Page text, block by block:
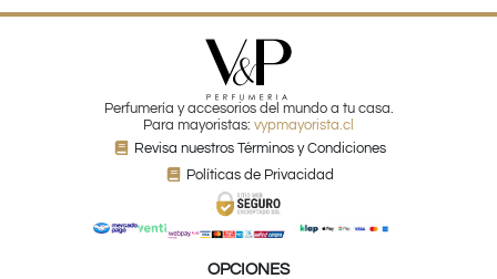
Perfumería y accesorios del mundo a tu casa.
Para mayoristas: vypmayorista.cl
Revisa nuestros Términos y Condiciones
Políticas de Privacidad
OPCIONES